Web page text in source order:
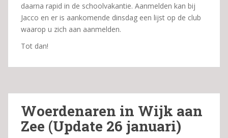
daarna rapid in de schoolvakantie. Aanmelden kan bij
Jacco en er is aankomende dinsdag een lijst op de club
waarop u zich aan aanmelden.
Tot dan!
Woerdenaren in Wijk aan
Zee (Update 26 januari)